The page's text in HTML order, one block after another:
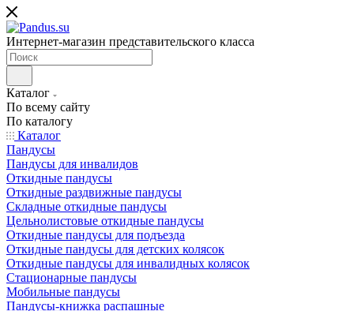
Интернет-магазин представительского класса
Каталог
По всему сайту
По каталогу
Каталог
Пандусы
Пандусы для инвалидов
Откидные пандусы
Откидные раздвижные пандусы
Складные откидные пандусы
Цельнолистовые откидные пандусы
Откидные пандусы для подъезда
Откидные пандусы для детских колясок
Откидные пандусы для инвалидных колясок
Стационарные пандусы
Мобильные пандусы
Пандусы-книжка распашные